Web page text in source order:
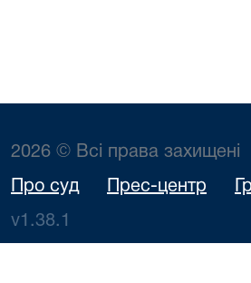
2026 © Всі права захищені
Про суд Прес-центр
v1.38.1